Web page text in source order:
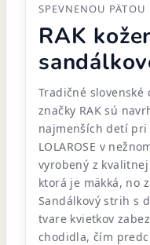
SPEVNENOU PÄTOU
RAK
Tradičné slovenské
značky RAK sú
najmenších detí pri
LOLAROSE v
vyrobený z
ktorá je mäkká, no
Sandálkový strih s
tvare kvietkov
chodidla, čím